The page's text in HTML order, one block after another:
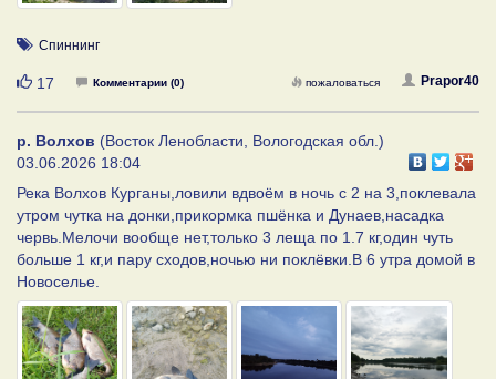
Спиннинг
Нравится
17 Комментарии (0) Prapor40
пожаловаться
р. Волхов (Восток Ленобласти, Вологодская обл.)
03.06.2026 18:04
Река Волхов Курганы,ловили вдвоём в ночь с 2 на 3,поклевала
утром чутка на донки,прикормка пшёнка и Дунаев,насадка
червь.Мелочи вообще нет,только 3 леща по 1.7 кг,один чуть
больше 1 кг,и пару сходов,ночью ни поклёвки.В 6 утра домой в
Новоселье.